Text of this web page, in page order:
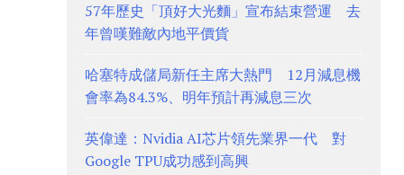
57年歷史「頂好大光麵」宣布結束營運 去
年曾嘆難敵內地平價貨
哈塞特成儲局新任主席大熱門 12月減息機
會率為84.3%、明年預計再減息三次
英偉達：Nvidia AI芯片領先業界一代 對
Google TPU成功感到高興